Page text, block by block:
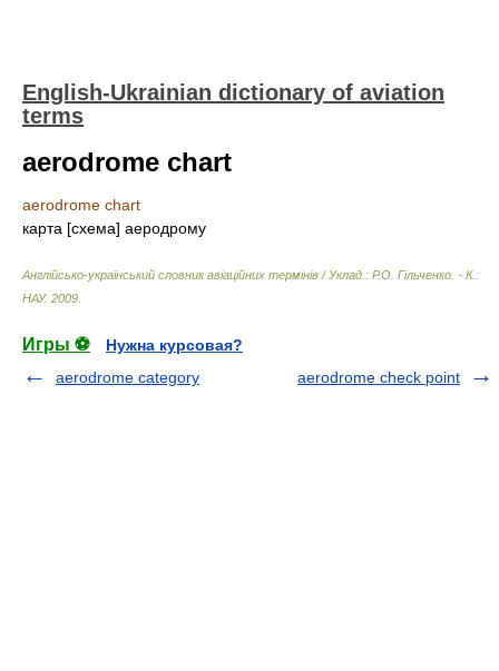
English-Ukrainian dictionary of aviation
terms
aerodrome chart
aerodrome chart
карта [схема] аеродрому
Англійсько-український словник авіаційних термінів / Уклад.: Р.О. Гільченко. - К.:
НАУ. 2009
Игры ⚽
Нужна курсовая?
aerodrome category
aerodrome check point